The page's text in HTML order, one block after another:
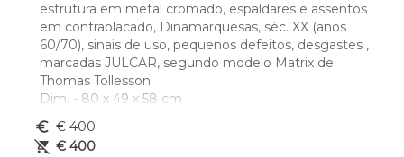
estrutura em metal cromado, espaldares e assentos
em contraplacado, Dinamarquesas, séc. XX (anos
60/70), sinais de uso, pequenos defeitos, desgastes ,
marcadas JULCAR, segundo modelo Matrix de
Thomas Tollesson
Dim. - 80 x 49 x 58 cm
euro_symbol € 400
remove_shopping_cart € 400